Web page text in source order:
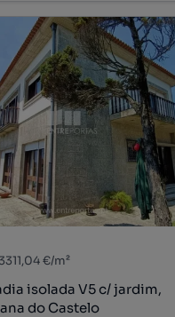
€/m²
isolada V5 c/ jardim,
do Castelo